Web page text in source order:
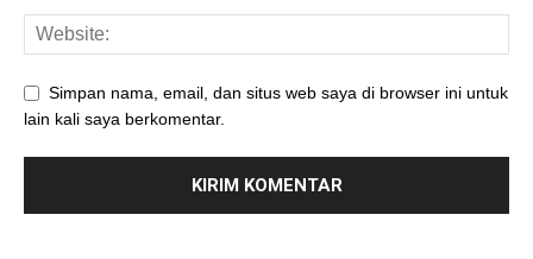
Simpan nama, email, dan situs web saya di browser ini untuk
lain kali saya berkomentar.